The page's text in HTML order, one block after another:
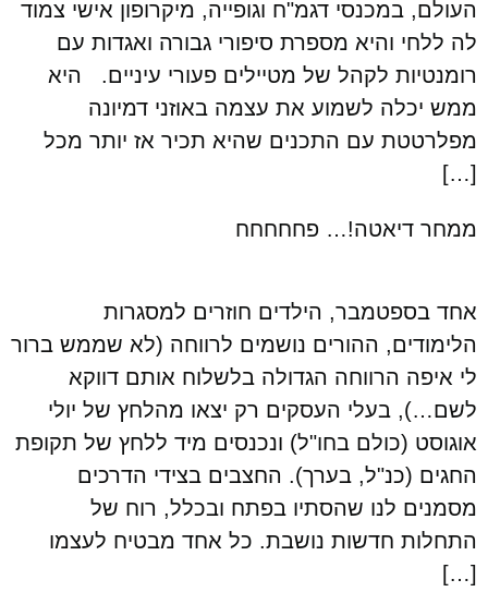
העולם, במכנסי דגמ"ח וגופייה, מיקרופון אישי צמוד
לה ללחי והיא מספרת סיפורי גבורה ואגדות עם
רומנטיות לקהל של מטיילים פעורי עיניים. היא
ממש יכלה לשמוע את עצמה באוזני דמיונה
מפלרטטת עם התכנים שהיא תכיר אז יותר מכל
[…]
ממחר דיאטה!… פחחחחח
אחד בספטמבר, הילדים חוזרים למסגרות
הלימודים, ההורים נושמים לרווחה (לא שממש ברור
לי איפה הרווחה הגדולה בלשלוח אותם דווקא
לשם…), בעלי העסקים רק יצאו מהלחץ של יולי
אוגוסט (כולם בחו"ל) ונכנסים מיד ללחץ של תקופת
החגים (כנ"ל, בערך). החצבים בצידי הדרכים
מסמנים לנו שהסתיו בפתח ובכלל, רוח של
התחלות חדשות נושבת. כל אחד מבטיח לעצמו
[…]